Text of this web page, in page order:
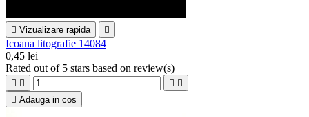
 Vizualizare rapida 
Icoana litografie 14084
0,45 lei
Rated out of 5 stars based on review(s)
   
 Adauga in cos